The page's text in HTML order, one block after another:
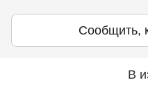
Сообщить,
В